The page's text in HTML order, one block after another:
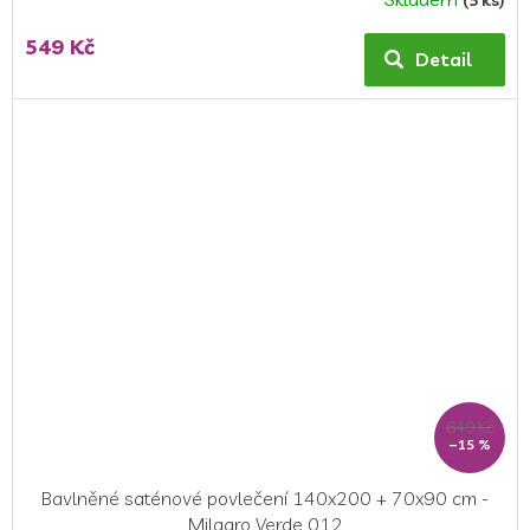
549 Kč Detail
649 Kč
–15 %
Bavlněné saténové povlečení 140x200 + 70x90 cm -
Milagro Verde 012